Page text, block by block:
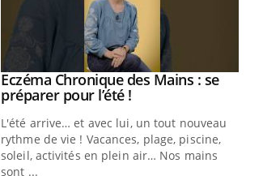
Youtube
Eczéma Chronique des Mains : se
préparer pour l’été !Youtube
L'été arrive… et avec lui, un tout nouveau
rythme de vie ! Vacances, plage, piscine,
soleil, activités en plein air… Nos mains
sont ...